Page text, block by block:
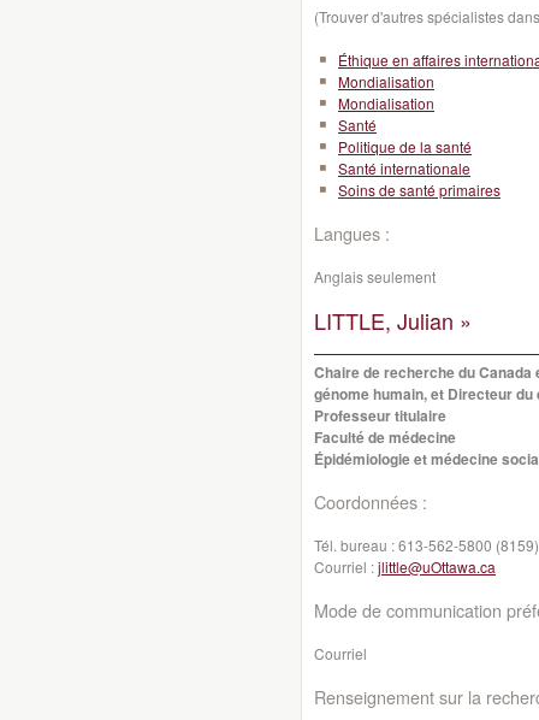
(Trouver d'autres spécialistes
Éthique en affaires
Mondialisation
Mondialisation
Santé
Politique de la santé
Santé internationale
Soins de santé primaires
Langues :
Anglais seulement
LITTLE, Julian »
Chaire de recherche du Canada
génome humain, et Directeur
Professeur titulaire
Faculté de médecine
Épidémiologie et médecine
Coordonnées :
Tél. bureau :613-562-5800 (8159)
Courriel :jlittle@uOttawa.ca
Mode de communication
Courriel
Renseignement sur la